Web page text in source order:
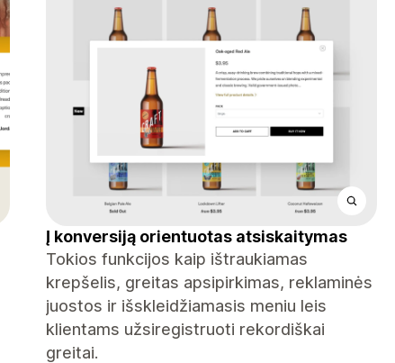
Į konversiją orientuotas atsiskaitymas
Tokios funkcijos kaip ištraukiamas
krepšelis, greitas apsipirkimas, reklaminės
juostos ir išskleidžiamasis meniu leis
klientams užsiregistruoti rekordiškai
greitai.